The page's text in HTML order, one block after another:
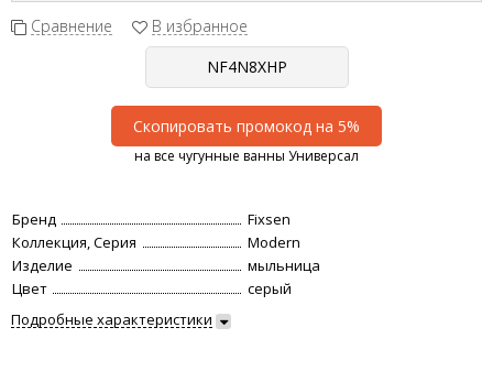
Сравнение В избранное
Скопировать промокод на 5%
на все чугунные ванны Универсал
Бренд
Fixsen
Коллекция, Серия
Modern
Изделие
мыльница
Цвет
серый
Подробные характеристики